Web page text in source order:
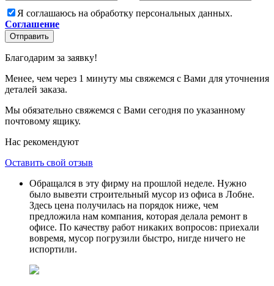
Я соглашаюсь на обработку персональных данных.
Соглашение
Отправить
Благодарим за заявку!
Менее, чем через 1 минуту мы свяжемся с Вами для уточнения
деталей заказа.
Мы обязательно свяжемся с Вами сегодня по указанному
почтовому ящику.
Нас рекомендуют
Оставить свой отзыв
Обращался в эту фирму на прошлой неделе. Нужно
было вывезти строительный мусор из офиса в Лобне.
Здесь цена получилась на порядок ниже, чем
предложила нам компания, которая делала ремонт в
офисе. По качеству работ никаких вопросов: приехали
вовремя, мусор погрузили быстро, нигде ничего не
испортили.